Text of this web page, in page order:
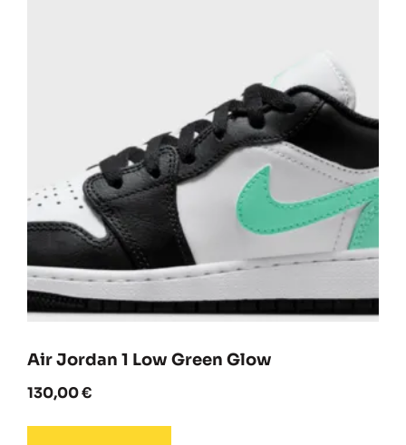
Air Jordan 1 Low Green Glow
130,00€